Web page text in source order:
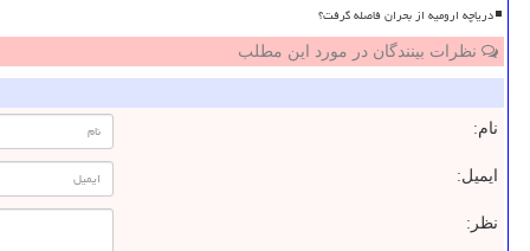
دریاچه ارومیه از بحران فاصله گرفت؟
نظرات بینندگان در مورد این مطلب
نام:
ایمیل:
نظر: